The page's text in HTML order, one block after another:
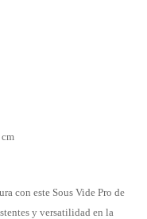
con este Sous Vide Pro de
y versatilidad en la